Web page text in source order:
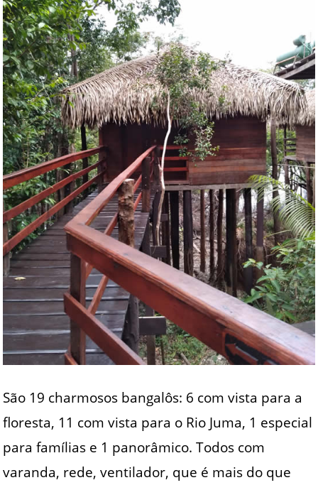
São 19 charmosos bangalôs: 6 com vista para a
floresta, 11 com vista para o Rio Juma, 1 especial
para famílias e 1 panorâmico. Todos com
varanda, rede, ventilador, que é mais do que